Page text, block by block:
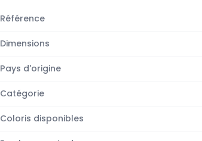
Référence
Dimensions
Pays d'origine
Catégorie
Coloris disponibles